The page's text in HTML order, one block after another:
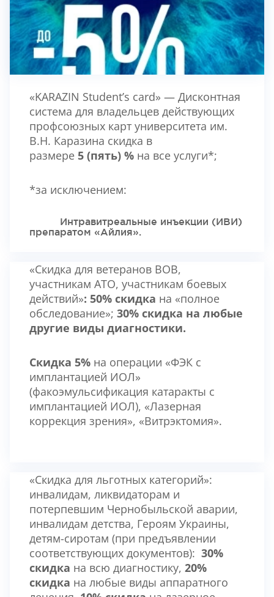
«KARAZIN Student’s card» — Дисконтная
система для владельцев действующих
профсоюзных карт университета им.
В.Н. Каразина скидка в
размере 5 (пять) % на все услуги*;
*за исключением:
Интравитреальные инъекции (ИВИ)
препаратом «Айлия».
«Скидка для ветеранов ВОВ,
участникам АТО, участникам боевых
действий»: 50% скидка на «полное
обследование»; 30% скидка на любые
другие виды диагностики.
Скидка 5% на операции «ФЭК с
имплантацией ИОЛ»
(факоэмульсификация катаракты с
имплантацией ИОЛ), «Лазерная
коррекция зрения», «Витрэктомия».
«Скидка для льготных категорий»:
инвалидам, ликвидаторам и
потерпевшим Чернобыльской аварии,
инвалидам детства, Героям Украины,
детям-сиротам (при предъявлении
соответствующих документов): 30%
скидка на всю диагностику, 20%
скидка на любые виды аппаратного